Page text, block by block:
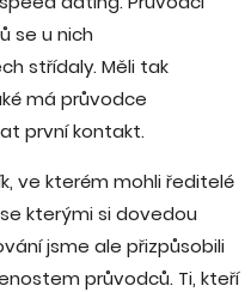
se u nich
střídaly. Měli tak
má průvodce
první kontakt.
ve kterém mohli ředitelé
kterými si dovedou
jsme ale přizpůsobili
průvodců. Ti, kteří